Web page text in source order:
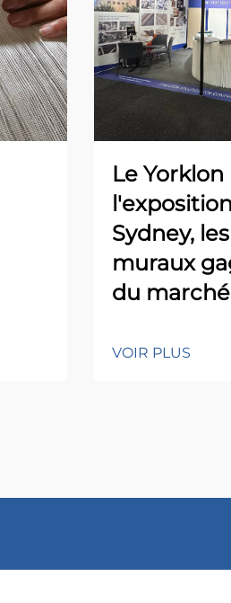
Le Yorklon
Sydney,
muraux
du marché
VOIR PLUS